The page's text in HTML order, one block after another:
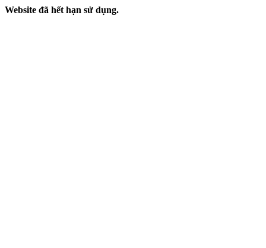
Website đã hết hạn sử dụng.